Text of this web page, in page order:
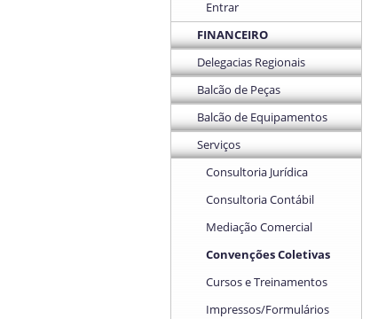
Entrar
FINANCEIRO
Delegacias Regionais
Balcão de Peças
Balcão de Equipamentos
Serviços
Consultoria Jurídica
Consultoria Contábil
Mediação Comercial
Convenções Coletivas
Cursos e Treinamentos
Impressos/Formulários